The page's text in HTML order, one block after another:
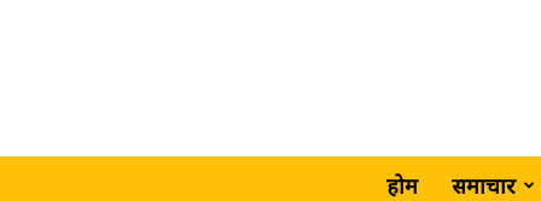
होम समाचार